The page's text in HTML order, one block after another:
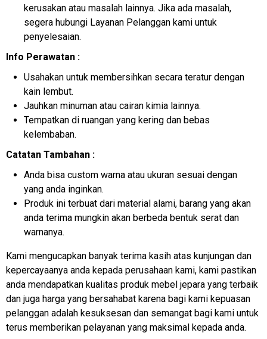
kerusakan atau masalah lainnya. Jika ada masalah,
segera hubungi Layanan Pelanggan kami untuk
penyelesaian.
Info Perawatan :
Usahakan untuk membersihkan secara teratur dengan
kain lembut.
Jauhkan minuman atau cairan kimia lainnya.
Tempatkan di ruangan yang kering dan bebas
kelembaban.
Catatan Tambahan :
Anda bisa custom warna atau ukuran sesuai dengan
yang anda inginkan.
Produk ini terbuat dari material alami, barang yang akan
anda terima mungkin akan berbeda bentuk serat dan
warnanya.
Kami mengucapkan banyak terima kasih atas kunjungan dan
kepercayaanya anda kepada perusahaan kami, kami pastikan
anda mendapatkan kualitas produk mebel jepara yang terbaik
dan juga harga yang bersahabat karena bagi kami kepuasan
pelanggan adalah kesuksesan dan semangat bagi kami untuk
terus memberikan pelayanan yang maksimal kepada anda.